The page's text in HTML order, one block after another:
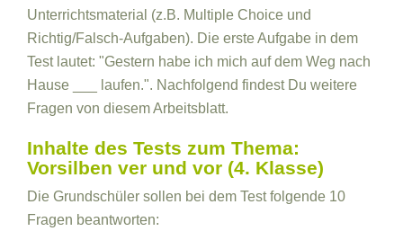
Unterrichtsmaterial (z.B. Multiple Choice und
Richtig/Falsch-Aufgaben). Die erste Aufgabe in dem
Test lautet: "Gestern habe ich mich auf dem Weg nach
Hause ___ laufen.". Nachfolgend findest Du weitere
Fragen von diesem Arbeitsblatt.
Inhalte des Tests zum Thema:
Vorsilben ver und vor (4. Klasse)
Die Grundschüler sollen bei dem Test folgende 10
Fragen beantworten: